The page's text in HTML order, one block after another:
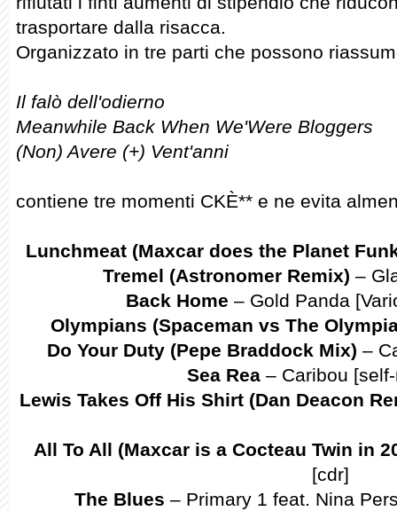
trasportare dalla risacca.
Organizzato in tre parti che possono
Il falò dell'odierno
Meanwhile Back When We'Were Bloggers
(Non) Avere (+) Vent'anni
contiene tre momenti CKÈ** e ne evita
Lunchmeat (Maxcar does the Planet
Tremel (Astronomer Remix) –
Back Home – Gold Panda
Olympians (Spaceman vs The
Do Your Duty (Pepe Braddock Mix) –
Sea Rea – Caribou
Lewis Takes Off His Shirt (Dan Deacon
All To All (Maxcar is a Cocteau Twin in
[cdr]
The Blues – Primary 1 feat. Nina